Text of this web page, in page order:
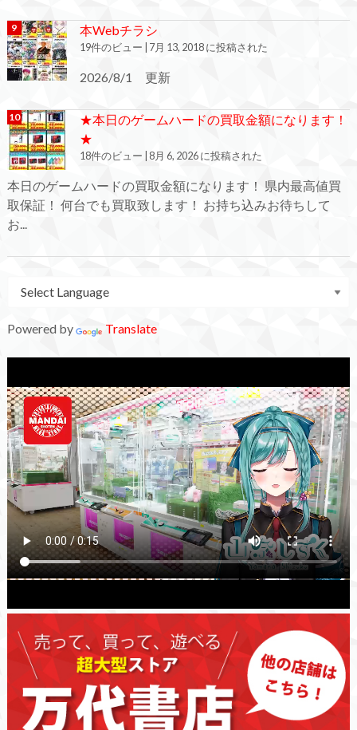
本Webチラシ
19件のビュー 7月 13, 2018 に投稿された
2026/8/1 更新
★本日のゲームハードの買取金額になります！
★
18件のビュー 8月 6, 2026 に投稿された
本日のゲームハードの買取金額になります！ 県内最高値買
取保証！ 何台でも買取致します！ お持ち込みお待ちして
お...
Powered by Translate